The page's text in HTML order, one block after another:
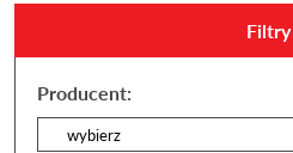
Filtry
Producent: